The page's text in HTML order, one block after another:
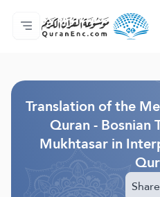
Home
Index of Translations
Audio
Developers'
About
Contact Us
Language
Translation of the
Quran - Bosnian
Mukhtasar in
Share